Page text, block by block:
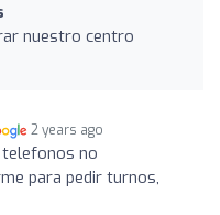
nuestro centro
2 years ago
no
para pedir turnos,